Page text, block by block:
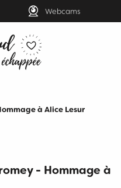
Webcams
à Alice Lesur
- Hommage à